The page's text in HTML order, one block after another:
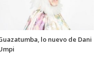
lo nuevo de Dani